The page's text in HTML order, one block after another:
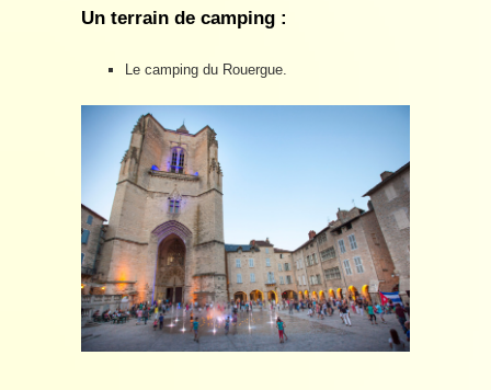
Un terrain de camping :
Le camping du Rouergue.